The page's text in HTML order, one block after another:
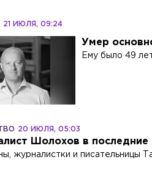
21 ИЮЛЯ, 09:24
Умер
Ему было 49
20 ИЮЛЯ, 05:03
Шолохов в последние
журналистки и писательницы